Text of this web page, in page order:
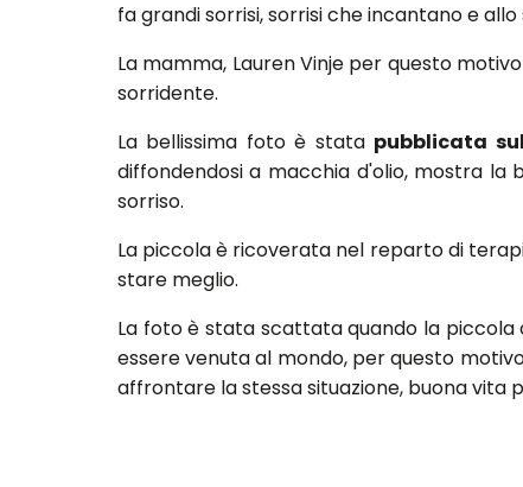
fa grandi sorrisi, sorrisi che incantano e
La mamma, Lauren Vinje per questo
sorridente.
La bellissima foto è stata pubblicata
diffondendosi a macchia d'olio, mostra la
sorriso.
La piccola è ricoverata nel reparto di
stare meglio.
La foto è stata scattata quando la piccola
essere venuta al mondo, per questo
affrontare la stessa situazione, buona vita